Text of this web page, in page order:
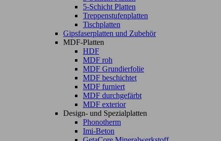
5-Schicht Platten
Treppenstufenplatten
Tischplatten
Gipsfaserplatten und Zubehör
MDF-Platten
HDF
MDF roh
MDF Grundierfolie
MDF beschichtet
MDF furniert
MDF durchgefärbt
MDF exterior
Design- und Spezialplatten
Phonotherm
Imi-Beton